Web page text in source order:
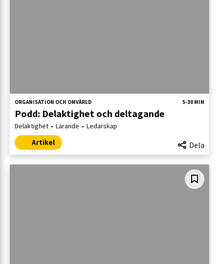
ORGANISATION OCH OMVÄRLD 5-30 MIN
Podd: Delaktighet och deltagande
Delaktighet Lärande Ledarskap
Artikel Dela